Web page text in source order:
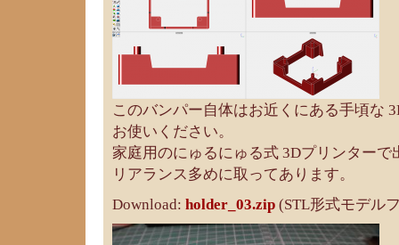
このバンパー自体はお近くにある手頃な
お使いください。
家庭用のにゅるにゅる式 3Dプリンター
リアランス多めに取ってあります。
Download: holder_03.zip (STL形式モデル